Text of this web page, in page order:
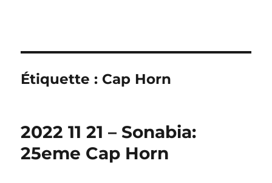
Étiquette : Cap Horn
2022 11 21 – Sonabia:
25eme Cap Horn